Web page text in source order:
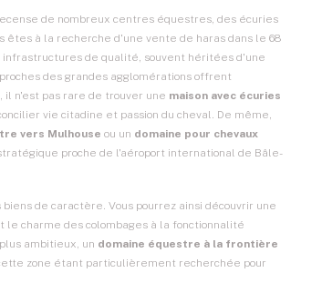
de nombreux centres équestres , des écuries
êtes à la recherche d'une vente de haras dans le 68
de qualité, souvent héritées d'une
des grandes agglomérations offrent
n'est pas rare de trouver une maison avec écuries
vie citadine et passion du cheval. De même,
vers Mulhouse ou un domaine pour chevaux
proche de l'aéroport international de Bâle-
de caractère. Vous pourrez ainsi découvrir une
le charme des colombages à la fonctionnalité
ambitieux, un domaine équestre à la frontière
zone étant particulièrement recherchée pour